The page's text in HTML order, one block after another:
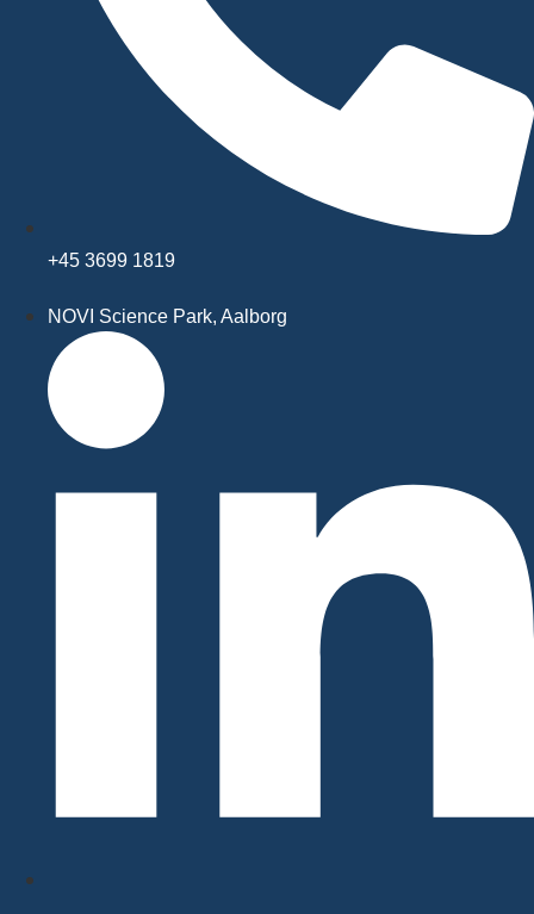
+45 3699 1819
NOVI Science Park, Aalborg